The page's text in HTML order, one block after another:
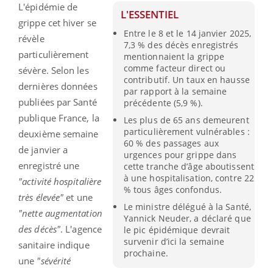
L'ESSENTIEL
Entre le 8 et le 14 janvier 2025,
7,3 % des décès enregistrés
mentionnaient la grippe
comme facteur direct ou
contributif. Un taux en hausse
par rapport à la semaine
précédente (5,9 %).
Les plus de 65 ans demeurent
particulièrement vulnérables :
60 % des passages aux
urgences pour grippe dans
cette tranche d’âge aboutissent
à une hospitalisation, contre 22
% tous âges confondus.
Le ministre délégué à la Santé,
Yannick Neuder, a déclaré que
le pic épidémique devrait
survenir d’ici la semaine
prochaine.
L'épidémie de
grippe cet hiver se
révèle
particulièrement
sévère. Selon les
dernières données
publiées par Santé
publique France, la
deuxième semaine
de janvier a
enregistré une
"activité hospitalière
très élevée" et une
"nette augmentation
des décès". L'agence
sanitaire indique
une "sévérité